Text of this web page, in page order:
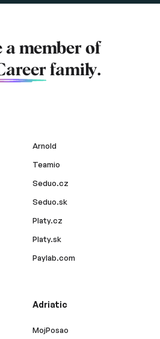
a member of
family.
Arnold
Teamio
Seduo.cz
Seduo.sk
Platy.cz
Platy.sk
Paylab.com
Adriatic
MojPosao